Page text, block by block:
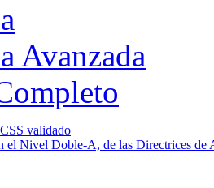
Avanzada